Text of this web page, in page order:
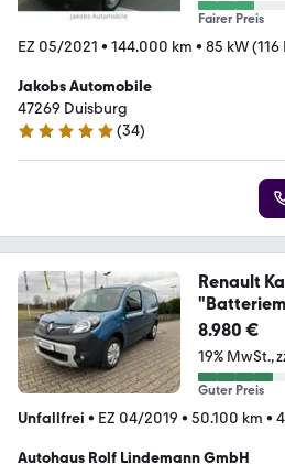
Fairer Preis
EZ 05/2021 • 144.000 km • 85 kW (116
Jakobs Automobile
47269 Duisburg
5 Sterne
(34)
Renault
8.980 €
19% MwSt.
Guter Preis
Unfallfrei • EZ 04/2019 • 50.100 km •
Autohaus Rolf Lindemann GmbH